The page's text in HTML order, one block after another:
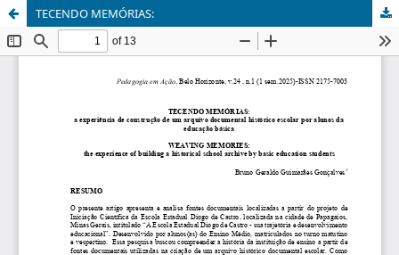
TECENDO MEMÓRIAS: